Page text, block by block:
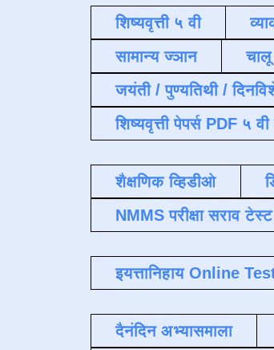
शिष्यवृत्ती ५ वी
सामान्य ज्ञान
जयंती / पुण्यतिथी /
शिष्यवृत्ती पेपर्स PDF ५
शैक्षणिक व्हिडीओ
NMMS परीक्षा सराव टेस्ट
इयत्तानिहाय Online
दैनंदिन अभ्यासमाला